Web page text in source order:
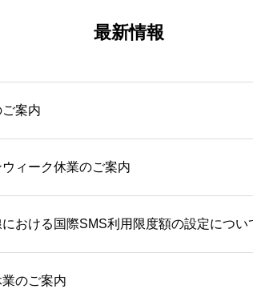
最新情報
案内
ィーク休業のご案内
における国際SMS利用限度額の設定につい
のご案内